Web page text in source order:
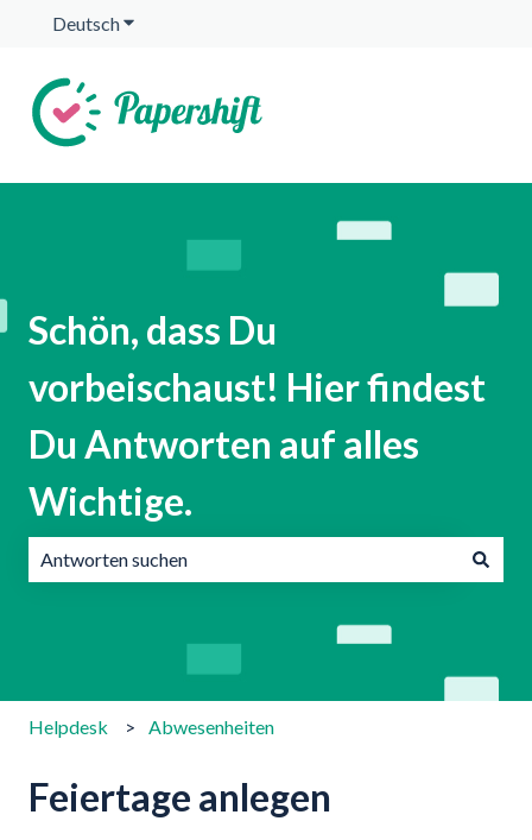
DeutschUntermenü für Übersetzungen anzeigen
Schön, dass Du
vorbeischaust! Hier findest
Du Antworten auf alles
Wichtige.
Helpdesk Abwesenheiten
Feiertage anlegen